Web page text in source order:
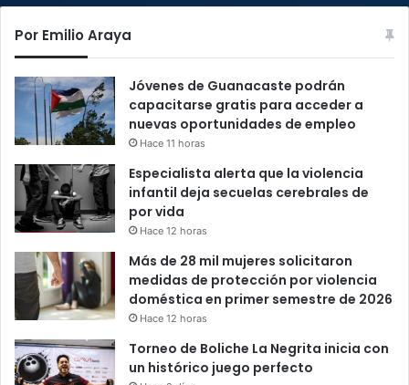
Por Emilio Araya
Jóvenes de Guanacaste podrán
capacitarse gratis para acceder a
nuevas oportunidades de empleo
Hace 11 horas
Especialista alerta que la violencia
infantil deja secuelas cerebrales de
por vida
Hace 12 horas
Más de 28 mil mujeres solicitaron
medidas de protección por violencia
doméstica en primer semestre de 2026
Hace 12 horas
Torneo de Boliche La Negrita inicia con
un histórico juego perfecto